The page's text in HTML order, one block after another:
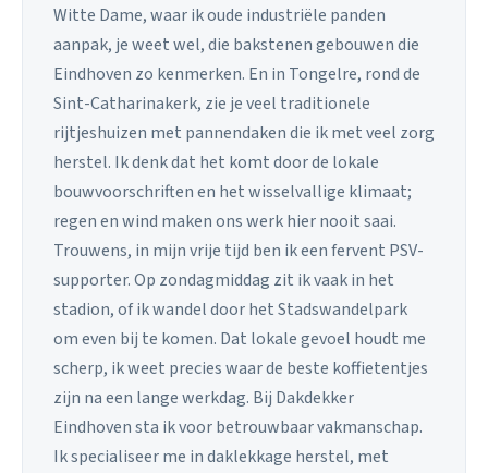
Witte Dame, waar ik oude industriële panden
aanpak, je weet wel, die bakstenen gebouwen die
Eindhoven zo kenmerken. En in Tongelre, rond de
Sint-Catharinakerk, zie je veel traditionele
rijtjeshuizen met pannendaken die ik met veel zorg
herstel. Ik denk dat het komt door de lokale
bouwvoorschriften en het wisselvallige klimaat;
regen en wind maken ons werk hier nooit saai.
Trouwens, in mijn vrije tijd ben ik een fervent PSV-
supporter. Op zondagmiddag zit ik vaak in het
stadion, of ik wandel door het Stadswandelpark
om even bij te komen. Dat lokale gevoel houdt me
scherp, ik weet precies waar de beste koffietentjes
zijn na een lange werkdag. Bij Dakdekker
Eindhoven sta ik voor betrouwbaar vakmanschap.
Ik specialiseer me in daklekkage herstel, met